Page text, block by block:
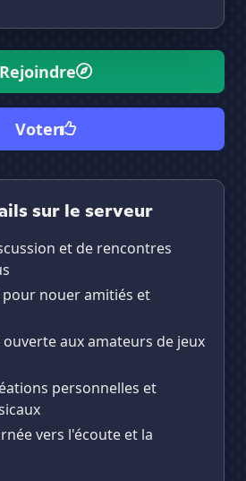
Rejoindre
Voter
sur le serveur
et de rencontres
pour nouer amitiés et
aux amateurs de jeux
personnelles et
vers l'écoute et la